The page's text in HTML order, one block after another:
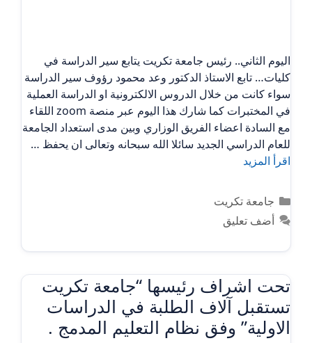
اليوم الثاني.. رئيس جامعة تكريت يتابع سير الدراسة في
كليات… تابع الاستاذ الدكتور وعد محمود رؤوف سير الدراسة
سواء كانت من خلال الدروس الالكترونية او الدراسة العملية
في المختبرات كما شارك هذا اليوم عبر منصة zoom اللقاء
مع السادة اعضاء الفريق الوزاري وبين مدى استعداد الجامعة
للعام الدراسي الجديد سائلا الله سبحانه وتعالى ان يحفظ …
اقرأ المزيد
التصنيفات
جامعة تكريت
أضف تعليق
تحت اشراف رئيسها “جامعة تكريت
تستقبل آلاف الطلبة في الدراسات
الاولية” وفق نظام التعليم المدمج .